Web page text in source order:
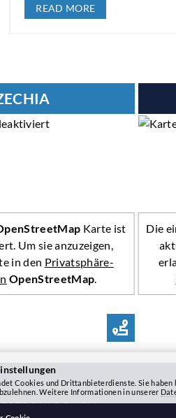
READ MORE
Karte ist
Um sie anzuzeigen,
in den Privatsphäre-
OpenStreetMap
Die
GMBH
Cookies und Drittanbieterdienste. Sie
Weitere Informationen in unserer